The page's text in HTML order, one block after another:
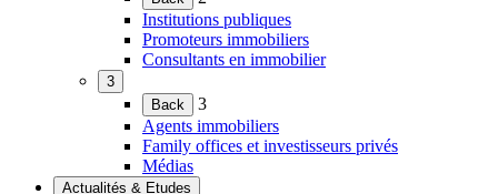
menu)Institutions publiques
Promoteurs immobiliers
Consultants en immobilier
3
(Ouvrir
menu)
Back
3
Agents immobiliers
Family offices et investisseurs privés
Médias
Actualités & Etudes